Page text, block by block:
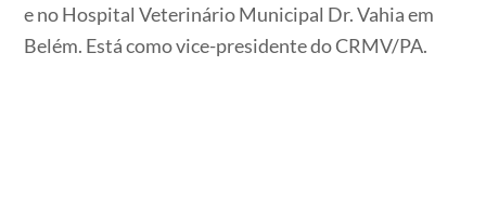
e no Hospital Veterinário Municipal Dr. Vahia em
Belém. Está como vice-presidente do CRMV/PA.